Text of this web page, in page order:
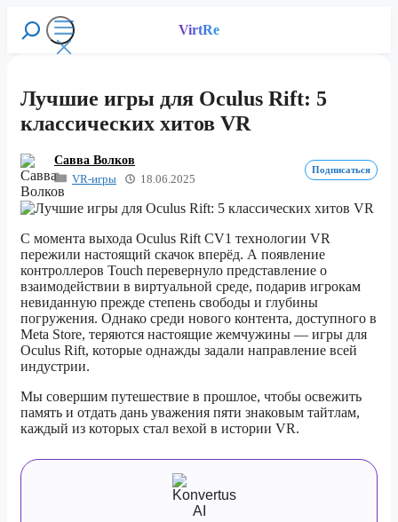
Перейти
содержимому
VirtRe
Меню
Поиск
Лучшие игры для Oculus Rift: 5
классических хитов VR
Савва Волков
VR-игры
18.06.2025
Подписаться
С момента выхода Oculus Rift CV1 технологии VR
пережили настоящий скачок вперёд. А появление
контроллеров Touch перевернуло представление о
взаимодействии в виртуальной среде, подарив игрокам
невиданную прежде степень свободы и глубины
погружения. Однако среди нового контента, доступного в
Meta Store, теряются настоящие жемчужины — игры для
Oculus Rift, которые однажды задали направление всей
индустрии.
Мы совершим путешествие в прошлое, чтобы освежить
память и отдать дань уважения пяти знаковым тайтлам,
каждый из которых стал вехой в истории VR.